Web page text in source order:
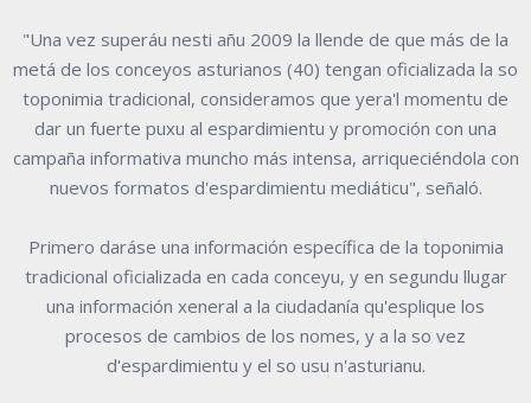
"Una vez superáu nesti añu 2009 la llende de que más de la
metá de los conceyos asturianos (40) tengan oficializada la so
toponimia tradicional, consideramos que yera'l momentu de
dar un fuerte puxu al espardimientu y promoción con una
campaña informativa muncho más intensa, arriqueciéndola con
nuevos formatos d'espardimientu mediáticu", señaló.
Primero daráse una información específica de la toponimia
tradicional oficializada en cada conceyu, y en segundu llugar
una información xeneral a la ciudadanía qu'esplique los
procesos de cambios de los nomes, y a la so vez
d'espardimientu y el so usu n'asturianu.